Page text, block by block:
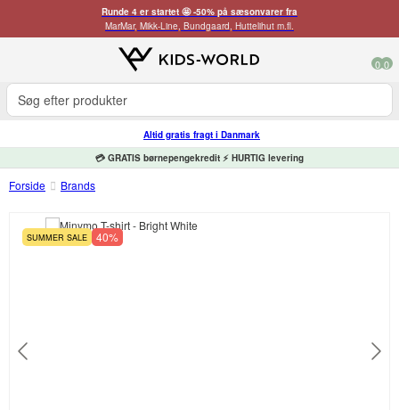
Runde 4 er startet 🤩 -50% på sæsonvarer fra
MarMar, Mikk-Line, Bundgaard, Huttelihut m.fl.
0 0
Altid gratis fragt i Danmark
💳 GRATIS børnepengekredit ⚡ HURTIG levering
Forside Brands
SUMMER SALE 40%